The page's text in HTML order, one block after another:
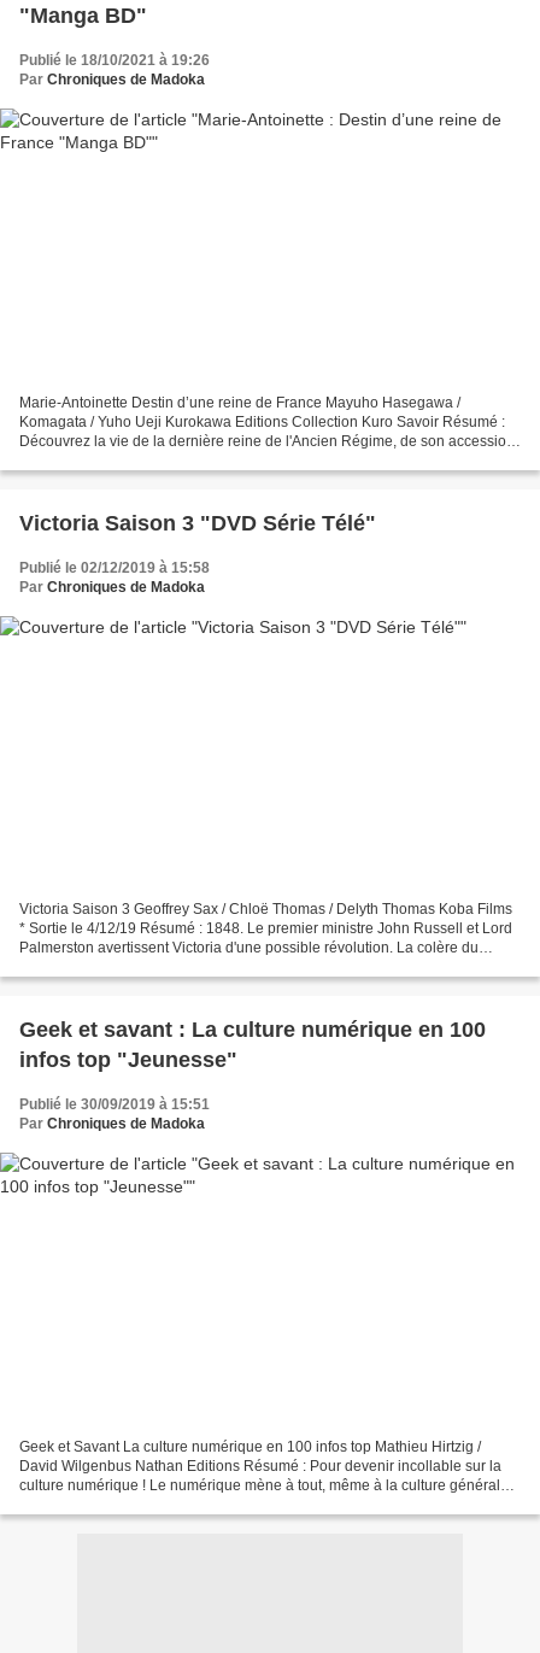
"Manga BD"
Publié le 18/10/2021 à 19:26
Par Chroniques de Madoka
Marie-Antoinette Destin d’une reine de France Mayuho Hasegawa /
Komagata / Yuho Ueji Kurokawa Editions Collection Kuro Savoir Résumé :
Découvrez la vie de la dernière reine de l'Ancien Régime, de son accession
Victoria Saison 3 "DVD Série Télé"
Publié le 02/12/2019 à 15:58
Par Chroniques de Madoka
Victoria Saison 3 Geoffrey Sax / Chloë Thomas / Delyth Thomas Koba Films
* Sortie le 4/12/19 Résumé : 1848. Le premier ministre John Russell et Lord
Palmerston avertissent Victoria d'une possible révolution. La colère du
Geek et savant : La culture numérique en 100
infos top "Jeunesse"
Publié le 30/09/2019 à 15:51
Par Chroniques de Madoka
Geek et Savant La culture numérique en 100 infos top Mathieu Hirtzig /
David Wilgenbus Nathan Editions Résumé : Pour devenir incollable sur la
culture numérique ! Le numérique mène à tout, même à la culture générale !